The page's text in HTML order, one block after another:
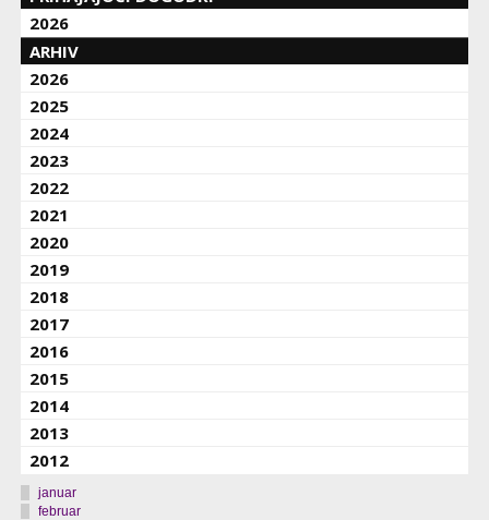
2026
ARHIV
2026
2025
2024
2023
2022
2021
2020
2019
2018
2017
2016
2015
2014
2013
2012
januar
februar